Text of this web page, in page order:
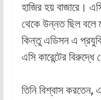
হাজির হয় বাজারে।
থেকে উন্নত ছিল বলে
কিন্তু এডিসন এ
এসি কারেন্টের
তিনি বিশ্বাস করতেন,